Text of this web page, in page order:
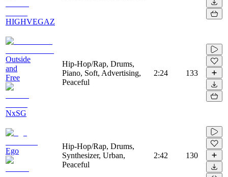
HIGHVEGAZ
Outside
and
Free
NxSG
Hip-Hop/Rap, Drums,
Piano, Soft, Advertising,
Peaceful
2:24 133
Ego
Hip-Hop/Rap, Drums,
Synthesizer, Urban,
Peaceful
2:42 130